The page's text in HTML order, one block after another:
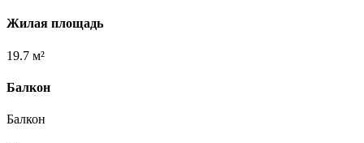
Жилая площадь
19.7 м²
Балкон
Балкон